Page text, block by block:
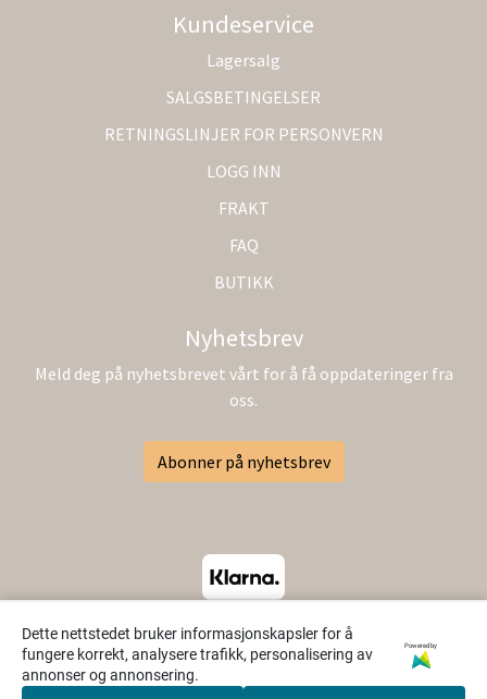
Dette nettstedet bruker informasjonskapsler for å
fungere korrekt, analysere trafikk, personalisering av
annonser og annonsering.
Powered by
Kundeservice
Lagersalg
SALGSBETINGELSER
RETNINGSLINJER FOR PERSONVERN
LOGG INN
FRAKT
FAQ
BUTIKK
Nyhetsbrev
Meld deg på nyhetsbrevet vårt for å få oppdateringer fra
oss.
Abonner på nyhetsbrev